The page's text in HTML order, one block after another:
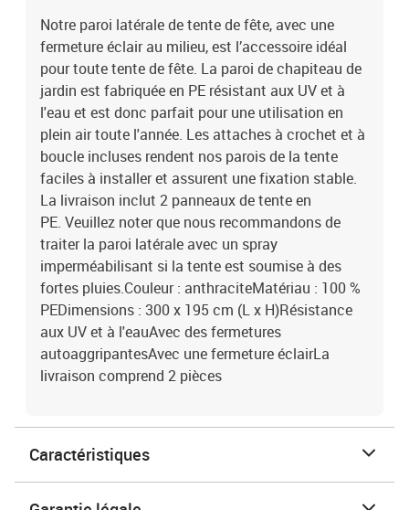
Notre paroi latérale de tente de fête, avec une
fermeture éclair au milieu, est l’accessoire idéal
pour toute tente de fête. La paroi de chapiteau de
jardin est fabriquée en PE résistant aux UV et à
l'eau et est donc parfait pour une utilisation en
plein air toute l'année. Les attaches à crochet et à
boucle incluses rendent nos parois de la tente
faciles à installer et assurent une fixation stable.
La livraison inclut 2 panneaux de tente en
PE. Veuillez noter que nous recommandons de
traiter la paroi latérale avec un spray
imperméabilisant si la tente est soumise à des
fortes pluies.Couleur : anthraciteMatériau : 100 %
PEDimensions : 300 x 195 cm (L x H)Résistance
aux UV et à l'eauAvec des fermetures
autoaggripantesAvec une fermeture éclairLa
livraison comprend 2 pièces
Caractéristiques